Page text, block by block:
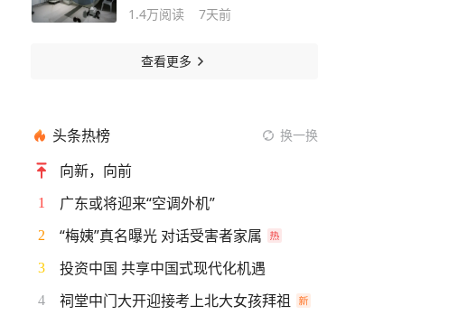
因为这4点
1.4万阅读 7天前
查看更多
头条热榜 换一换
向新，向前
1 广东或将迎来“空调外机”
2 “梅姨”真名曝光 对话受害者家属
3 投资中国 共享中国式现代化机遇
4 祠堂中门大开迎接考上北大女孩拜祖